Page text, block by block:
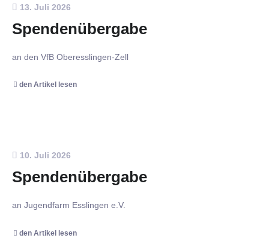
13. Juli 2026
Spendenübergabe
an den VfB Oberesslingen-Zell
den Artikel lesen
10. Juli 2026
Spendenübergabe
an Jugendfarm Esslingen e.V.
den Artikel lesen